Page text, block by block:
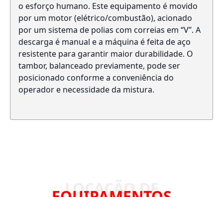
o esforço humano. Este equipamento é movido
por um motor (elétrico/combustão), acionado
por um sistema de polias com correias em “V”. A
descarga é manual e a máquina é feita de aço
resistente para garantir maior durabilidade. O
tambor, balanceado previamente, pode ser
posicionado conforme a conveniência do
operador e necessidade da mistura.